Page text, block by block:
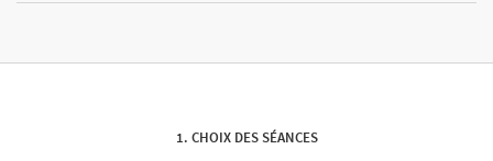
CHOIX DES SÉANCES